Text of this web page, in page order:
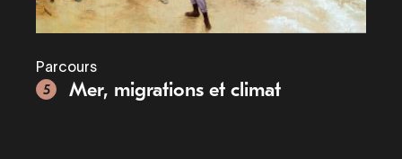
Parcours
5
Mer, migrations et climat